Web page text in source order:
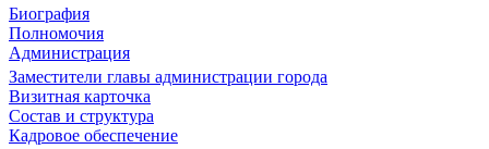
Биография
Полномочия
Администрация
Заместители главы администрации города
Визитная карточка
Состав и структура
Кадровое обеспечение